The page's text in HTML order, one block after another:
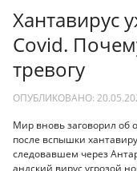
Хантавирус
Covid.
тревогу
ОПУБЛИКОВАНО:
Мир вновь заговорил об
после вспышки
следовавшем через